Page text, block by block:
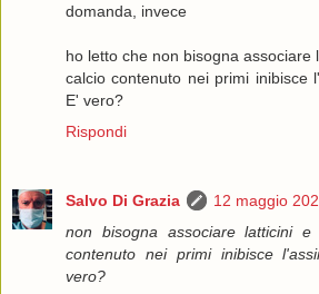
domanda, invece
ho letto che non bisogna associare
calcio contenuto nei primi inibisce
E' vero?
Rispondi
Salvo Di Grazia
12 maggio
non bisogna associare latticini
contenuto nei primi inibisce
vero?